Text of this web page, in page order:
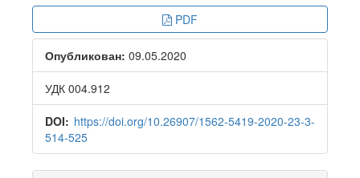
Article
Sidebar
PDF
Опубликован: 09.05.2020
УДК 004.912
DOI: https://doi.org/10.26907/1562-5419-2020-23-3-
514-525